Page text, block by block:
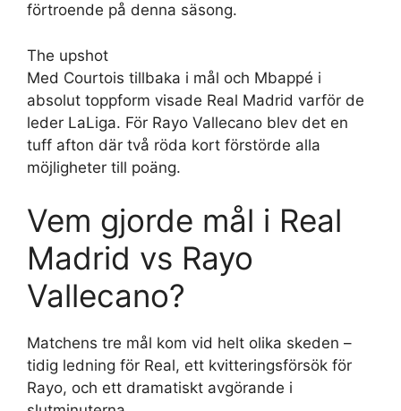
förtroende på denna säsong.
The upshot
Med Courtois tillbaka i mål och Mbappé i
absolut toppform visade Real Madrid varför de
leder LaLiga. För Rayo Vallecano blev det en
tuff afton där två röda kort förstörde alla
möjligheter till poäng.
Vem gjorde mål i Real
Madrid vs Rayo
Vallecano?
Matchens tre mål kom vid helt olika skeden –
tidig ledning för Real, ett kvitteringsförsök för
Rayo, och ett dramatiskt avgörande i